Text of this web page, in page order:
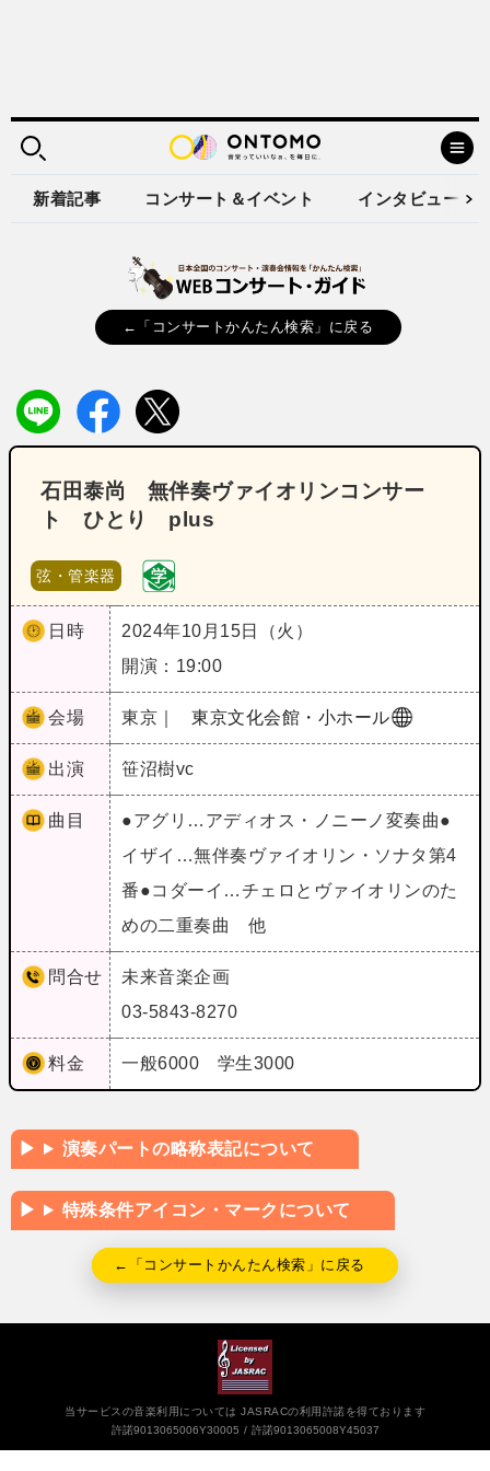
新着記事 コンサート＆イベント インタビュー
←「コンサートかんたん検索」に戻る
石田泰尚 無伴奏ヴァイオリンコンサー
ト ひとり plus
弦・管楽器
日時
2024年10月15日（火）
開演：19:00
会場 東京｜ 東京文化会館・小ホール
出演 笹沼樹vc
曲目
●アグリ…アディオス・ノニーノ変奏曲●
イザイ…無伴奏ヴァイオリン・ソナタ第4
番●コダーイ…チェロとヴァイオリンのた
めの二重奏曲 他
問合せ
未来音楽企画
03-5843-8270
料金 一般6000 学生3000
演奏パートの略称表記について
特殊条件アイコン・マークについて
←「コンサートかんたん検索」に戻る
当サービスの音楽利用については JASRACの利用許諾を得ております
許諾9013065006Y30005
許諾9013065008Y45037